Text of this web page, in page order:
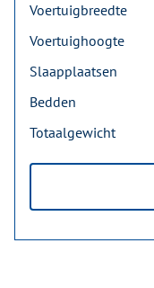
Voertuigbreedte
Voertuighoogte
Slaapplaatsen
Bedden
Totaalgewicht